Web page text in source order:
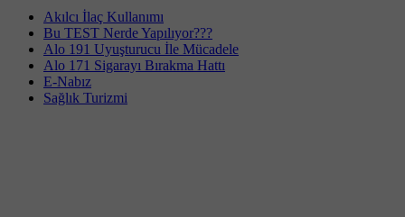
Akılcı İlaç Kullanımı
Bu TEST Nerde Yapılıyor???
Alo 191 Uyuşturucu İle Mücadele
Alo 171 Sigarayı Bırakma Hattı
E-Nabız
Sağlık Turizmi